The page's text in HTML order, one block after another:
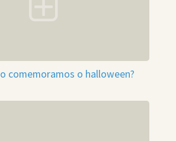
comemoramos o halloween?